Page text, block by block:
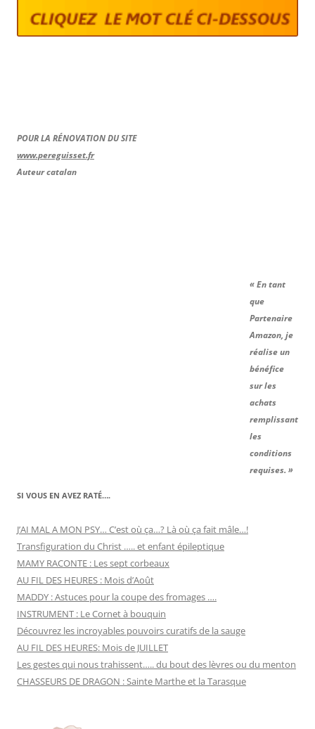
POUR LA RÉNOVATION DU SITE
www.pereguisset.fr
Auteur catalan
« En tant
que
Partenaire
Amazon, je
réalise un
bénéfice
sur les
achats
remplissant
les
conditions
requises. »
SI VOUS EN AVEZ RATÉ….
J’AI MAL A MON PSY… C’est où ça…? Là où ça fait mâle…!
Transfiguration du Christ ….. et enfant épileptique
MAMY RACONTE : Les sept corbeaux
AU FIL DES HEURES : Mois d’Août
MADDY : Astuces pour la coupe des fromages ….
INSTRUMENT : Le Cornet à bouquin
Découvrez les incroyables pouvoirs curatifs de la sauge
AU FIL DES HEURES: Mois de JUILLET
Les gestes qui nous trahissent….. du bout des lèvres ou du menton
CHASSEURS DE DRAGON : Sainte Marthe et la Tarasque